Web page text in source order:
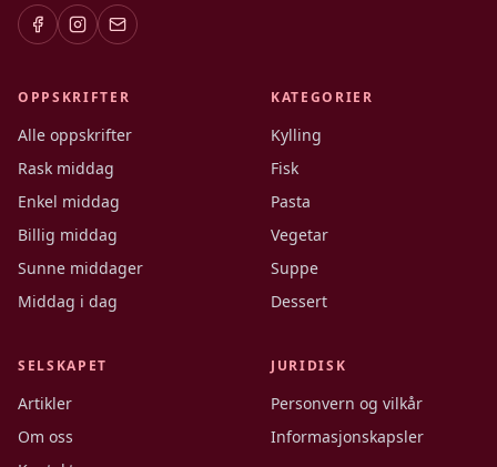
OPPSKRIFTER
Alle oppskrifter
Rask middag
Enkel middag
Billig middag
Sunne middager
Middag i dag
KATEGORIER
Kylling
Fisk
Pasta
Vegetar
Suppe
Dessert
SELSKAPET
Artikler
Om oss
JURIDISK
Personvern og vilkår
Informasjonskapsler